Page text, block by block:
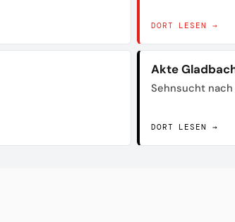
DORT LESEN →
Akte
Sehnsucht nach
DORT LESEN →